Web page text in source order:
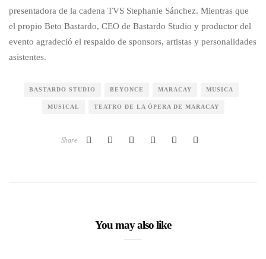
presentadora de la cadena TVS Stephanie Sánchez. Mientras que
el propio Beto Bastardo, CEO de Bastardo Studio y productor del
evento agradeció el respaldo de sponsors, artistas y personalidades
asistentes.
BASTARDO STUDIO BEYONCE MARACAY MUSICA
MUSICAL TEATRO DE LA ÓPERA DE MARACAY
Share
You may also like